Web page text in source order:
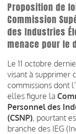
Proposition de
Commission
des Industries
menace pour le
Le 11 octobre
visant à supprimer
commissions dont
elles figure la
Personnel des
(CSNP), pourtant
branche des IEG